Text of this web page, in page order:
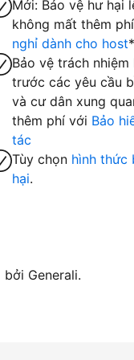
Mới: Bảo vệ hư hại
không mất thêm
nghỉ dành cho host*
Bảo vệ trách
trước các yêu cầu
và cư dân xung
thêm phí với Bảo
tác
Tùy chọn hình thức
hại.
Generali.